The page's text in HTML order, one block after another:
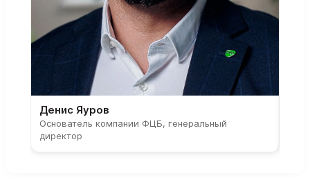
Денис Яуров
Основатель компании ФЦБ, генеральный
директор